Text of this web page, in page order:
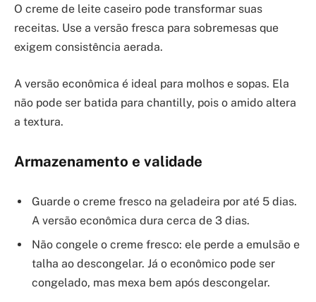
O creme de leite caseiro pode transformar suas
receitas. Use a versão fresca para sobremesas que
exigem consistência aerada.
A versão econômica é ideal para molhos e sopas. Ela
não pode ser batida para chantilly, pois o amido altera
a textura.
Armazenamento e validade
Guarde o creme fresco na geladeira por até 5 dias.
A versão econômica dura cerca de 3 dias.
Não congele o creme fresco: ele perde a emulsão e
talha ao descongelar. Já o econômico pode ser
congelado, mas mexa bem após descongelar.